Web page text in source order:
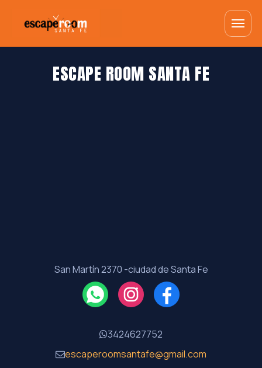
ESCAPE ROOM SANTA FE
San Martín 2370 -ciudad de Santa Fe
3424627752
escaperoomsantafe@gmail.com